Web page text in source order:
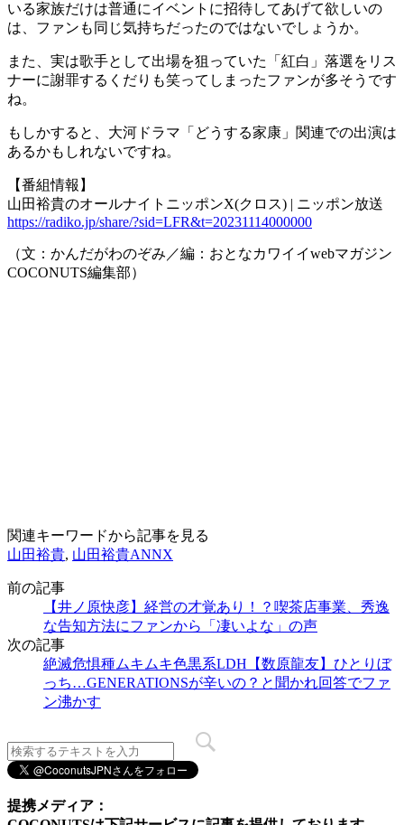
いる家族だけは普通にイベントに招待してあげて欲しいの
は、ファンも同じ気持ちだったのではないでしょうか。
また、実は歌手として出場を狙っていた「紅白」落選をリス
ナーに謝罪するくだりも笑ってしまったファンが多そうです
ね。
もしかすると、大河ドラマ「どうする家康」関連での出演は
あるかもしれないですね。
【番組情報】
山田裕貴のオールナイトニッポンX(クロス) | ニッポン放送
https://radiko.jp/share/?sid=LFR&t=20231114000000
（文：かんだがわのぞみ／編：おとなカワイイwebマガジン
COCONUTS編集部）
関連キーワードから記事を見る
山田裕貴, 山田裕貴ANNX
前の記事
【井ノ原快彦】経営の才覚あり！？喫茶店事業、秀逸
な告知方法にファンから「凄いよな」の声
次の記事
絶滅危惧種ムキムキ色黒系LDH【数原龍友】ひとりぼ
っち…GENERATIONSが辛いの？と聞かれ回答でファ
ン沸かす
提携メディア：